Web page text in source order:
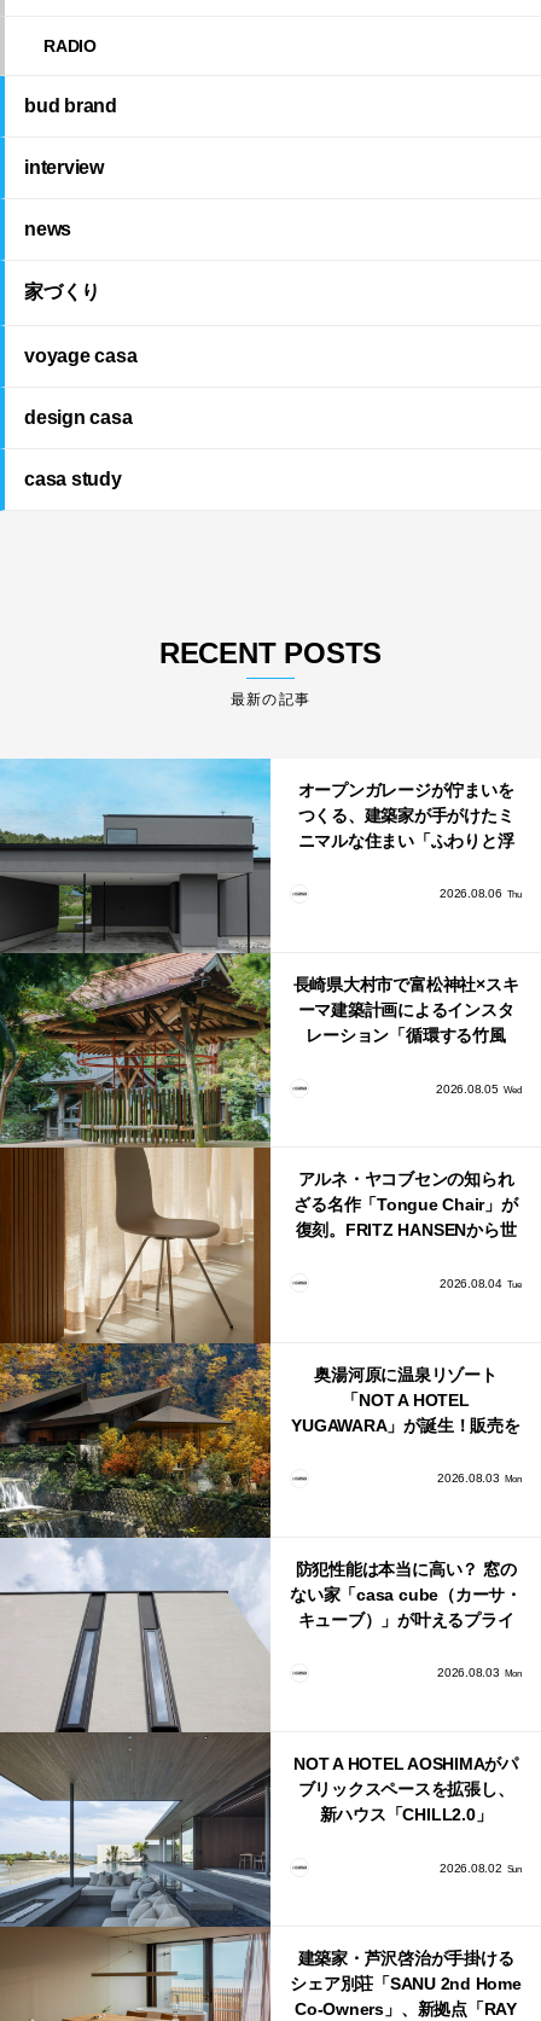
RADIO
bud brand
interview
news
家づくり
voyage casa
design casa
casa study
RECENT POSTS
最新の記事
オープンガレージが佇まいを
つくる、建築家が手がけたミ
ニマルな住まい「ふわりと浮
2026.08.06 Thu
長崎県大村市で富松神社×スキ
ーマ建築計画によるインスタ
レーション「循環する竹風
2026.08.05 Wed
アルネ・ヤコブセンの知られ
ざる名作「Tongue Chair」が
復刻。FRITZ HANSENから世
2026.08.04 Tue
奥湯河原に温泉リゾート
「NOT A HOTEL
YUGAWARA」が誕生！販売を
2026.08.03 Mon
防犯性能は本当に高い？ 窓の
ない家「casa cube（カーサ・
キューブ）」が叶えるプライ
2026.08.03 Mon
NOT A HOTEL AOSHIMAがパ
ブリックスペースを拡張し、
新ハウス「CHILL2.0」
2026.08.02 Sun
建築家・芦沢啓治が手掛ける
シェア別荘「SANU 2nd Home
Co-Owners」、新拠点「RAY